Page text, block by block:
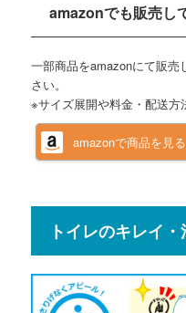
amazonでも販売し
一部商品をamazonにて販売
さい。
※サイズ展開や料金・配送方
amazonで商品を見
トイレのキレイ